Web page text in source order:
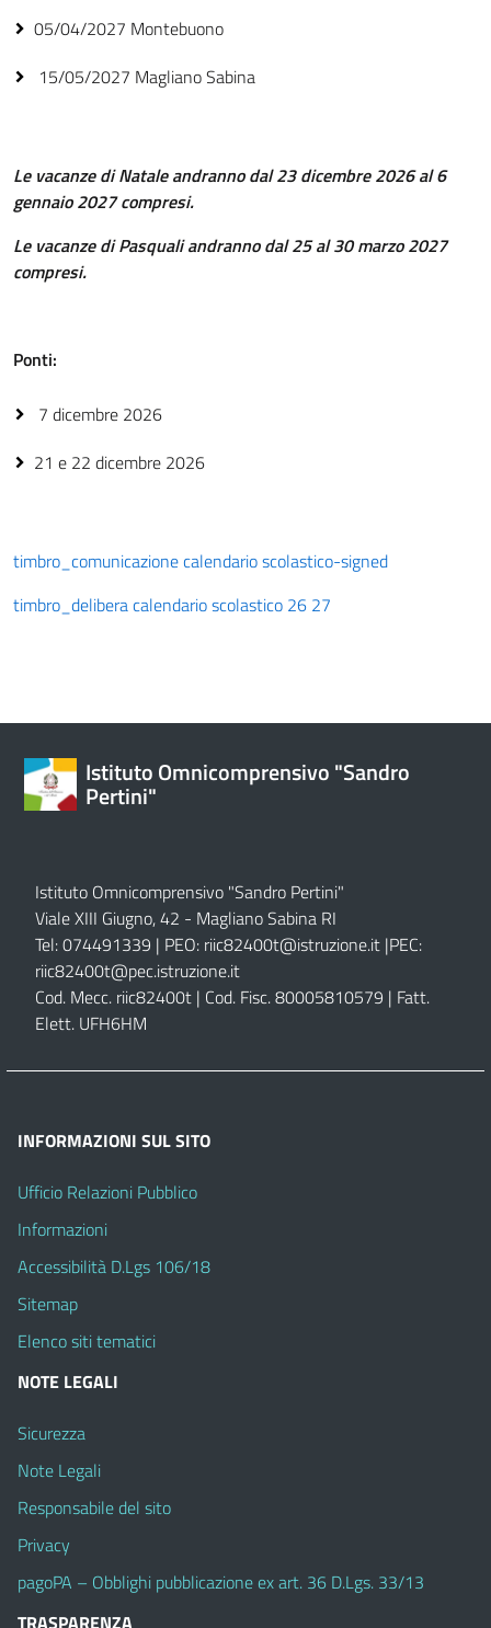
05/04/2027 Montebuono
15/05/2027 Magliano Sabina
Le vacanze di Natale andranno dal 23 dicembre 2026 al 6
gennaio 2027 compresi.
Le vacanze di Pasquali andranno dal 25 al 30 marzo 2027
compresi.
Ponti:
7 dicembre 2026
21 e 22 dicembre 2026
timbro_comunicazione calendario scolastico-signed
timbro_delibera calendario scolastico 26 27
Istituto Omnicomprensivo "Sandro
Pertini"
Istituto Omnicomprensivo "Sandro Pertini"
Viale XIII Giugno, 42 - Magliano Sabina RI
Tel: 074491339 | PEO: riic82400t@istruzione.it |PEC:
riic82400t@pec.istruzione.it
Cod. Mecc. riic82400t | Cod. Fisc. 80005810579 | Fatt.
Elett. UFH6HM
INFORMAZIONI SUL SITO
Ufficio Relazioni Pubblico
Informazioni
Accessibilità D.Lgs 106/18
Sitemap
Elenco siti tematici
NOTE LEGALI
Sicurezza
Note Legali
Responsabile del sito
Privacy
pagoPA – Obblighi pubblicazione ex art. 36 D.Lgs. 33/13
TRASPARENZA